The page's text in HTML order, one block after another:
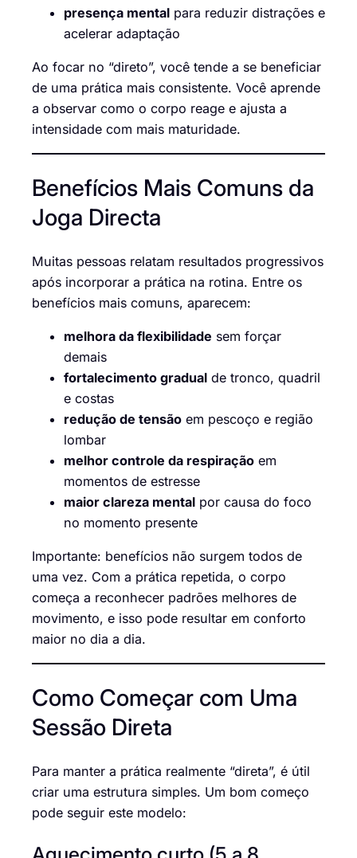
presença mental para reduzir distrações e
acelerar adaptação
Ao focar no “direto”, você tende a se beneficiar
de uma prática mais consistente. Você aprende
a observar como o corpo reage e ajusta a
intensidade com mais maturidade.
Benefícios Mais Comuns da
Joga Directa
Muitas pessoas relatam resultados progressivos
após incorporar a prática na rotina. Entre os
benefícios mais comuns, aparecem:
melhora da flexibilidade sem forçar
demais
fortalecimento gradual de tronco, quadril
e costas
redução de tensão em pescoço e região
lombar
melhor controle da respiração em
momentos de estresse
maior clareza mental por causa do foco
no momento presente
Importante: benefícios não surgem todos de
uma vez. Com a prática repetida, o corpo
começa a reconhecer padrões melhores de
movimento, e isso pode resultar em conforto
maior no dia a dia.
Como Começar com Uma
Sessão Direta
Para manter a prática realmente “direta”, é útil
criar uma estrutura simples. Um bom começo
pode seguir este modelo: